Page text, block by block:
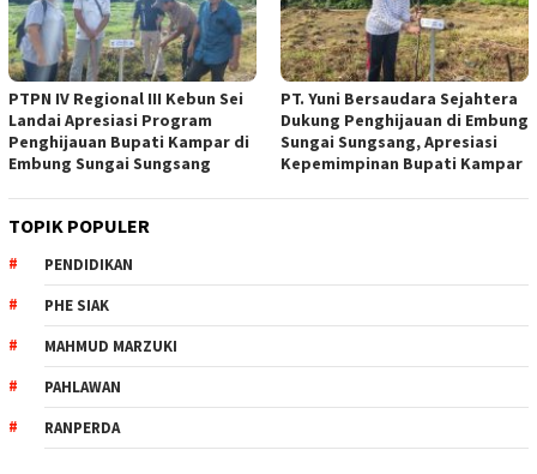
PTPN IV Regional III Kebun Sei
Landai Apresiasi Program
Penghijauan Bupati Kampar di
Embung Sungai Sungsang
PT. Yuni Bersaudara Sejahtera
Dukung Penghijauan di Embung
Sungai Sungsang, Apresiasi
Kepemimpinan Bupati Kampar ‎
TOPIK POPULER
PENDIDIKAN
PHE SIAK
MAHMUD MARZUKI
PAHLAWAN
RANPERDA